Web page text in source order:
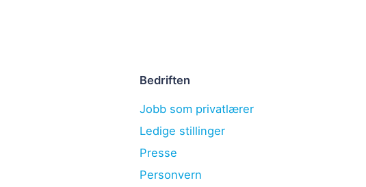
Bedriften
Jobb som privatlærer
Ledige stillinger
Presse
Personvern